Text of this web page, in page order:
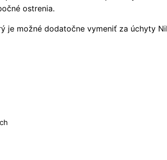
ostrenia.
je možné dodatočne vymeniť za úchyty